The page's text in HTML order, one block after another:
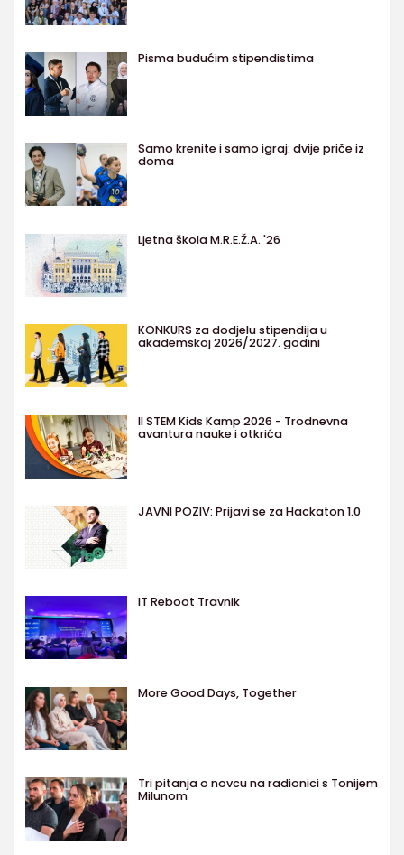
Pisma budućim stipendistima
Samo krenite i samo igraj: dvije priče iz
doma
Ljetna škola M.R.E.Ž.A. '26
KONKURS za dodjelu stipendija u
akademskoj 2026/2027. godini
II STEM Kids Kamp 2026 - Trodnevna
avantura nauke i otkrića
JAVNI POZIV: Prijavi se za Hackaton 1.0
IT Reboot Travnik
More Good Days, Together
Tri pitanja o novcu na radionici s Tonijem
Milunom